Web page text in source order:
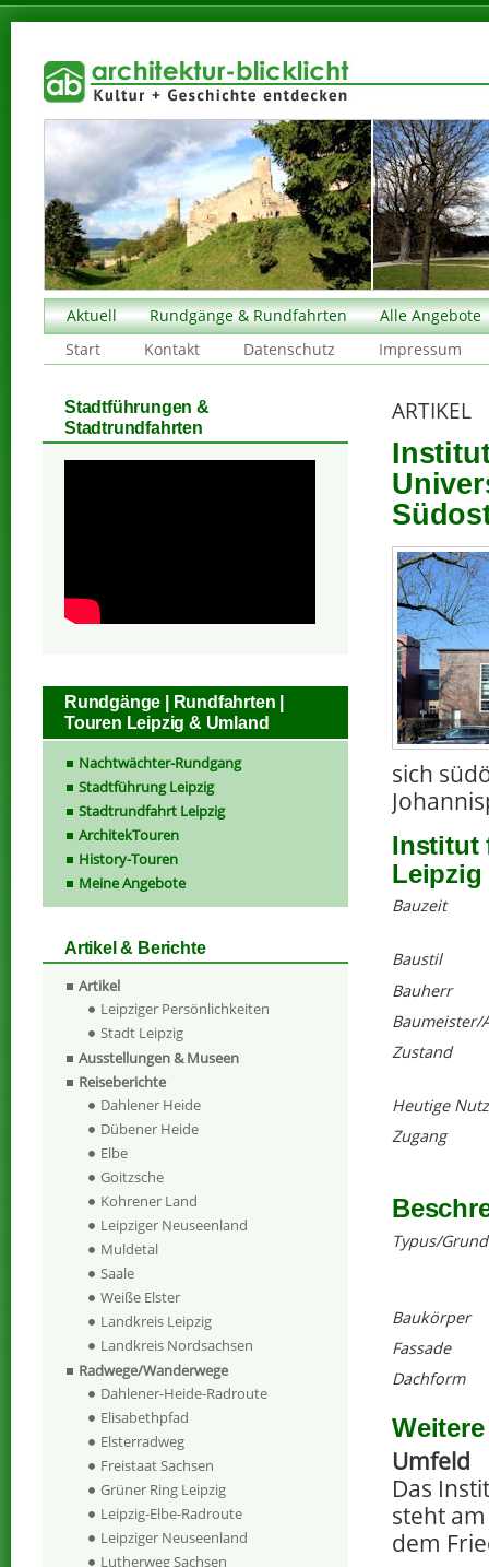
Aktuell Rundgänge & Rundfahrten
Alle Angebote
Start
Kontakt Datenschutz Impressum
ARTIKEL
sich
Institut
Leipzig
Bauzeit
Baustil
Bauherr
Baumeister/
Zustand
Heutige
Zugang
Typus/
Baukörper
Fassade
Dachform
Umfeld
Das
steht
dem
Stadtführungen &
Stadtrundfahrten
Rundgänge | Rundfahrten |
Touren Leipzig & Umland
Nachtwächter-Rundgang
Stadtführung Leipzig
Stadtrundfahrt Leipzig
ArchitekTouren
History-Touren
Meine Angebote
Artikel & Berichte
Artikel
Leipziger Persönlichkeiten
Stadt Leipzig
Ausstellungen & Museen
Reiseberichte
Dahlener Heide
Dübener Heide
Elbe
Goitzsche
Kohrener Land
Leipziger Neuseenland
Muldetal
Saale
Weiße Elster
Landkreis Leipzig
Landkreis Nordsachsen
Radwege/Wanderwege
Dahlener-Heide-Radroute
Elisabethpfad
Elsterradweg
Freistaat Sachsen
Grüner Ring Leipzig
Leipzig-Elbe-Radroute
Leipziger Neuseenland
Lutherweg Sachsen